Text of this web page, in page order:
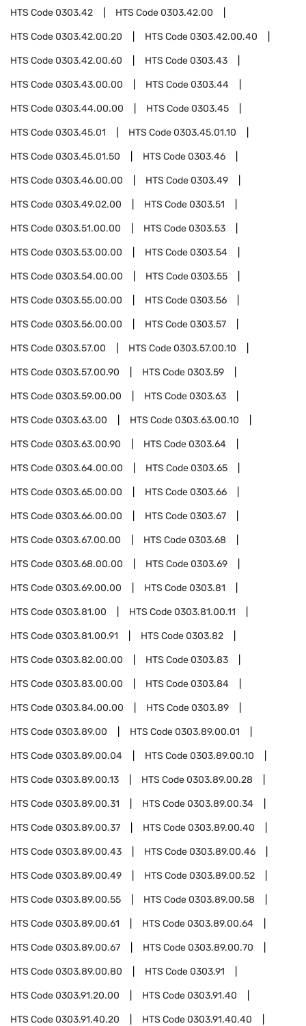
HTS Code0303.42 HTS Code0303.42.00
HTS Code0303.42.00.20 HTS Code0303.42.00.40
HTS Code0303.42.00.60 HTS Code0303.43
HTS Code0303.43.00.00 HTS Code0303.44
HTS Code0303.44.00.00 HTS Code0303.45
HTS Code0303.45.01 HTS Code0303.45.01.10
HTS Code0303.45.01.50 HTS Code0303.46
HTS Code0303.46.00.00 HTS Code0303.49
HTS Code0303.49.02.00 HTS Code0303.51
HTS Code0303.51.00.00 HTS Code0303.53
HTS Code0303.53.00.00 HTS Code0303.54
HTS Code0303.54.00.00 HTS Code0303.55
HTS Code0303.55.00.00 HTS Code0303.56
HTS Code0303.56.00.00 HTS Code0303.57
HTS Code0303.57.00 HTS Code0303.57.00.10
HTS Code0303.57.00.90 HTS Code0303.59
HTS Code0303.59.00.00 HTS Code0303.63
HTS Code0303.63.00 HTS Code0303.63.00.10
HTS Code0303.63.00.90 HTS Code0303.64
HTS Code0303.64.00.00 HTS Code0303.65
HTS Code0303.65.00.00 HTS Code0303.66
HTS Code0303.66.00.00 HTS Code0303.67
HTS Code0303.67.00.00 HTS Code0303.68
HTS Code0303.68.00.00 HTS Code0303.69
HTS Code0303.69.00.00 HTS Code0303.81
HTS Code0303.81.00 HTS Code0303.81.00.11
HTS Code0303.81.00.91 HTS Code0303.82
HTS Code0303.82.00.00 HTS Code0303.83
HTS Code0303.83.00.00 HTS Code0303.84
HTS Code0303.84.00.00 HTS Code0303.89
HTS Code0303.89.00 HTS Code0303.89.00.01
HTS Code0303.89.00.04 HTS Code0303.89.00.10
HTS Code0303.89.00.13 HTS Code0303.89.00.28
HTS Code0303.89.00.31 HTS Code0303.89.00.34
HTS Code0303.89.00.37 HTS Code0303.89.00.40
HTS Code0303.89.00.43 HTS Code0303.89.00.46
HTS Code0303.89.00.49 HTS Code0303.89.00.52
HTS Code0303.89.00.55 HTS Code0303.89.00.58
HTS Code0303.89.00.61 HTS Code0303.89.00.64
HTS Code0303.89.00.67 HTS Code0303.89.00.70
HTS Code0303.89.00.80 HTS Code0303.91
HTS Code0303.91.20.00 HTS Code0303.91.40
HTS Code0303.91.40.20 HTS Code0303.91.40.40